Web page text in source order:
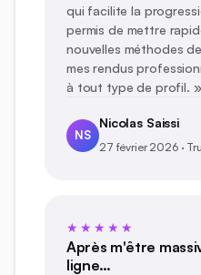
qui facilite la
permis de mettre
nouvelles méthodes
mes rendus
à tout type de profil. »
NS
Nicolas Saissi
27 février 2026 ·
★★★★★
Après m'être
ligne…